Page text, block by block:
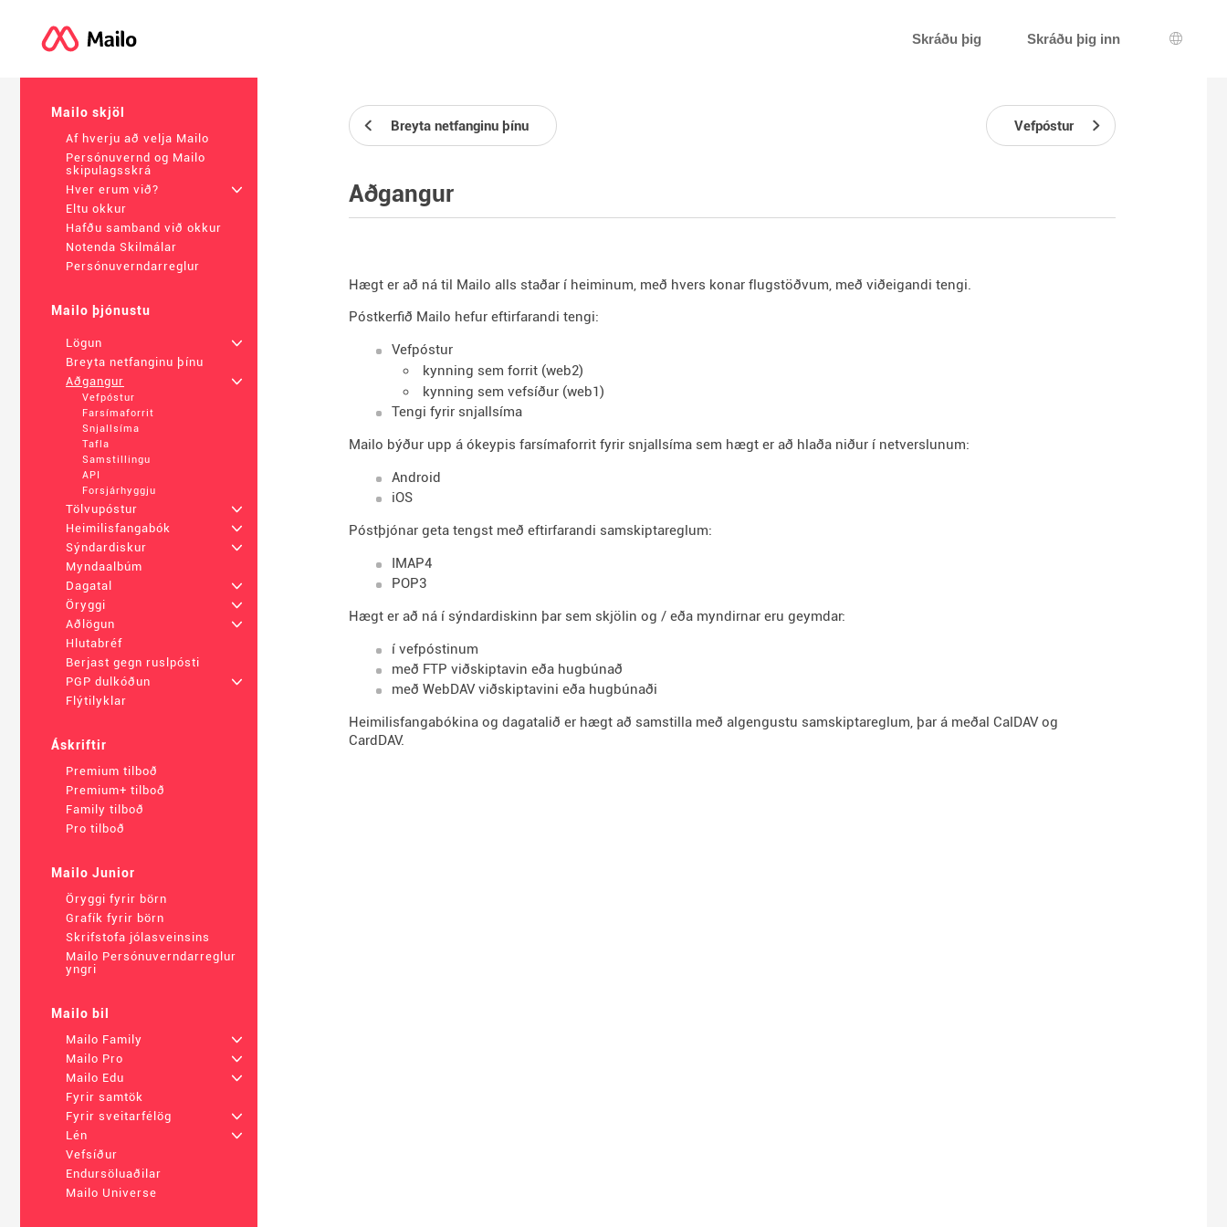
Skráðu þig Skráðu þig inn
Mailo skjöl
Af hverju að velja Mailo
Persónuvernd og Mailo
skipulagsskrá
Hver erum við?
+
Eltu okkur
Hafðu samband við okkur
Notenda Skilmálar
Persónuverndarreglur
Mailo þjónustu
Lögun
+
Breyta netfanginu þínu
Aðgangur
+
Vefpóstur
Farsímaforrit
Snjallsíma
Tafla
Samstillingu
API
Forsjárhyggju
Tölvupóstur
+
Heimilisfangabók
+
Sýndardiskur
+
Myndaalbúm
Dagatal
+
Öryggi
+
Aðlögun
+
Hlutabréf
Berjast gegn ruslpósti
PGP dulkóðun
+
Flýtilyklar
Áskriftir
Premium tilboð
Premium+ tilboð
Family tilboð
Pro tilboð
Mailo Junior
Öryggi fyrir börn
Grafík fyrir börn
Skrifstofa jólasveinsins
Mailo Persónuverndarreglur
yngri
Mailo bil
Mailo Family
+
Mailo Pro
+
Mailo Edu
+
Fyrir samtök
Fyrir sveitarfélög
+
Lén
+
Vefsíður
Endursöluaðilar
Mailo Universe
Breyta netfanginu þínu Vefpóstur
Aðgangur
Hægt er að ná til Mailo alls staðar í heiminum, með hvers konar flugstöðvum, með viðeigandi tengi.
Póstkerfið Mailo hefur eftirfarandi tengi:
Vefpóstur
kynning sem forrit (web2)
kynning sem vefsíður (web1)
Tengi fyrir snjallsíma
Mailo býður upp á ókeypis farsímaforrit fyrir snjallsíma sem hægt er að hlaða niður í netverslunum:
Android
iOS
Póstþjónar geta tengst með eftirfarandi samskiptareglum:
IMAP4
POP3
Hægt er að ná í sýndardiskinn þar sem skjölin og / eða myndirnar eru geymdar:
í vefpóstinum
með FTP viðskiptavin eða hugbúnað
með WebDAV viðskiptavini eða hugbúnaði
Heimilisfangabókina og dagatalið er hægt að samstilla með algengustu samskiptareglum, þar á meðal CalDAV og
CardDAV.